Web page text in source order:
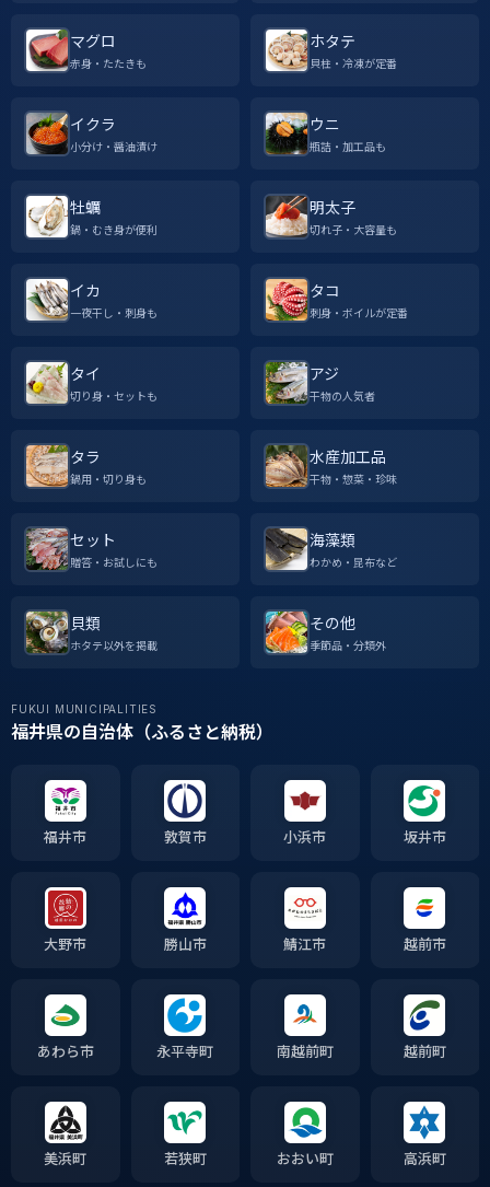
マグロ
赤身・たたきも
ホタテ
貝柱・冷凍が定番
イクラ
小分け・醤油漬け
ウニ
瓶詰・加工品も
牡蠣
鍋・むき身が便利
明太子
切れ子・大容量も
イカ
一夜干し・刺身も
タコ
刺身・ボイルが定番
タイ
切り身・セットも
アジ
干物の人気者
タラ
鍋用・切り身も
水産加工品
干物・惣菜・珍味
セット
贈答・お試しにも
海藻類
わかめ・昆布など
貝類
ホタテ以外を掲載
その他
季節品・分類外
FUKUI MUNICIPALITIES
福井県の自治体（ふるさと納税）
福井市 敦賀市 小浜市 坂井市
大野市 勝山市 鯖江市 越前市
あわら市 永平寺町 南越前町 越前町
美浜町 若狭町 おおい町 高浜町